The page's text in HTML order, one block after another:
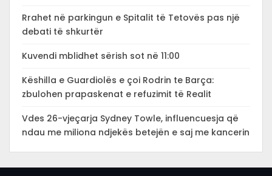
Rrahet në parkingun e Spitalit të Tetovës pas një
debati të shkurtër
Kuvendi mblidhet sërish sot në 11:00
Këshilla e Guardiolës e çoi Rodrin te Barça:
zbulohen prapaskenat e refuzimit të Realit
Vdes 26-vjeçarja Sydney Towle, influencuesja që
ndau me miliona ndjekës betejën e saj me kancerin